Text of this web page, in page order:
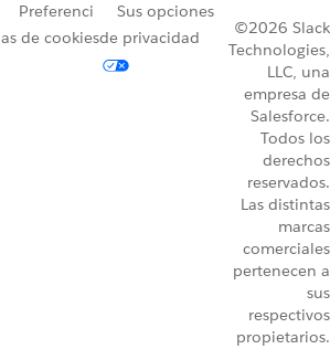
Preferenci
as de cookies
Sus opciones
de privacidad
©2026 Slack
Technologies,
LLC, una
empresa de
Salesforce.
Todos los
derechos
reservados.
Las distintas
marcas
comerciales
pertenecen a
sus
respectivos
propietarios.